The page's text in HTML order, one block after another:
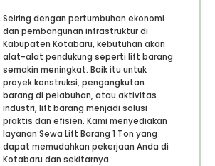
Seiring dengan pertumbuhan ekonomi
dan pembangunan infrastruktur di
Kabupaten Kotabaru, kebutuhan akan
alat-alat pendukung seperti lift barang
semakin meningkat. Baik itu untuk
proyek konstruksi, pengangkutan
barang di pelabuhan, atau aktivitas
industri, lift barang menjadi solusi
praktis dan efisien. Kami menyediakan
layanan Sewa Lift Barang 1 Ton yang
dapat memudahkan pekerjaan Anda di
Kotabaru dan sekitarnya.